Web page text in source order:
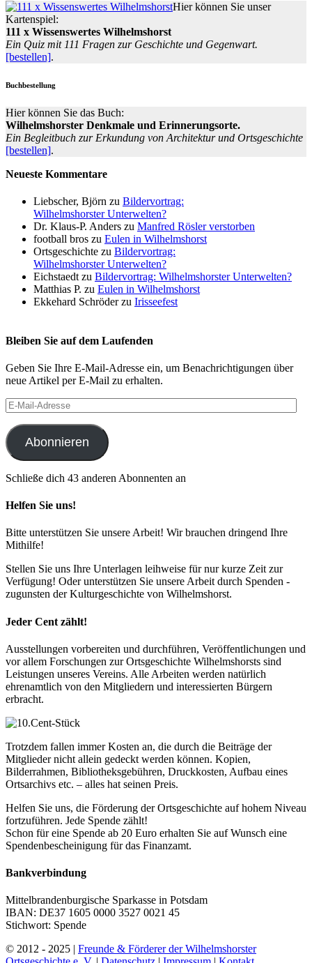
Hier können Sie unser
Kartenspiel:
111 x Wissenswertes Wilhelmshorst
Ein Quiz mit 111 Fragen zur Geschichte und Gegenwart.
[bestellen].
Buchbestellung
Hier können Sie das Buch:
Wilhelmshorster Denkmale und Erinnerungsorte.
Ein Begleitbuch zur Erkundung von Architektur und Ortsgeschichte
[bestellen].
Neueste Kommentare
Liebscher, Björn zu Bildervortrag:
Wilhelmshorster Unterwelten?
Dr. Klaus-P. Anders zu Manfred Rösler verstorben
football bros zu Eulen in Wilhelmshorst
Ortsgeschichte zu Bildervortrag:
Wilhelmshorster Unterwelten?
Eichstaedt zu Bildervortrag: Wilhelmshorster Unterwelten?
Matthias P. zu Eulen in Wilhelmshorst
Ekkehard Schröderzu Irisseefest
Bleiben Sie auf dem Laufenden
Geben Sie Ihre E-Mail-Adresse ein, um Benachrichtigungen über
neue Artikel per E-Mail zu erhalten.
E-
Mail-
Adresse
Abonnieren
Schließe dich 43 anderen Abonnenten an
Helfen Sie uns!
Bitte unterstützen Sie unsere Arbeit! Wir brauchen dringend Ihre
Mithilfe!
Stellen Sie uns Ihre Unterlagen leihweise für nur kurze Zeit zur
Verfügung! Oder unterstützen Sie unsere Arbeit durch Spenden -
zugunsten der Kulturgeschichte von Wilhelmshorst.
Jeder Cent zählt!
Ausstellungen vorbereiten und durchführen, Veröffentlichungen und
vor allem Forschungen zur Ortsgeschichte Wilhelmshorsts sind
Leistungen unseres Vereins. Alle Arbeiten werden natürlich
ehrenamtlich von den Mitgliedern und interessierten Bürgern
erbracht.
Trotzdem fallen immer Kosten an, die durch die Beiträge der
Mitglieder nicht allein gedeckt werden können. Kopien,
Bilderrahmen, Bibliotheksgebühren, Druckkosten, Aufbau eines
Ortsarchivs etc. – alles hat seinen Preis.
Helfen Sie uns, die Förderung der Ortsgeschichte auf hohem Niveau
fortzuführen. Jede Spende zählt!
Schon für eine Spende ab 20 Euro erhalten Sie auf Wunsch eine
Spendenbescheinigung für das Finanzamt.
Bankverbindung
Mittelbrandenburgische Sparkasse in Potsdam
IBAN: DE37 1605 0000 3527 0021 45
Stichwort: Spende
© 2012 - 2025 | Freunde & Förderer der Wilhelmshorster